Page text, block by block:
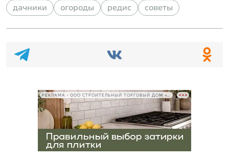
дачники огороды редис советы